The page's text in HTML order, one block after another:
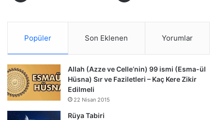
Popüler Son Eklenen Yorumlar
Allah (Azze ve Celle’nin) 99 ismi (Esma-ül
Hüsna) Sır ve Faziletleri – Kaç Kere Zikir
Edilmeli
22 Nisan 2015
Rüya Tabiri